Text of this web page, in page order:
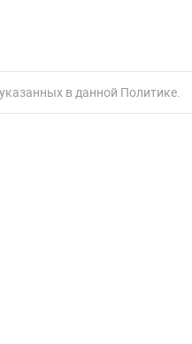
в данной Политике.